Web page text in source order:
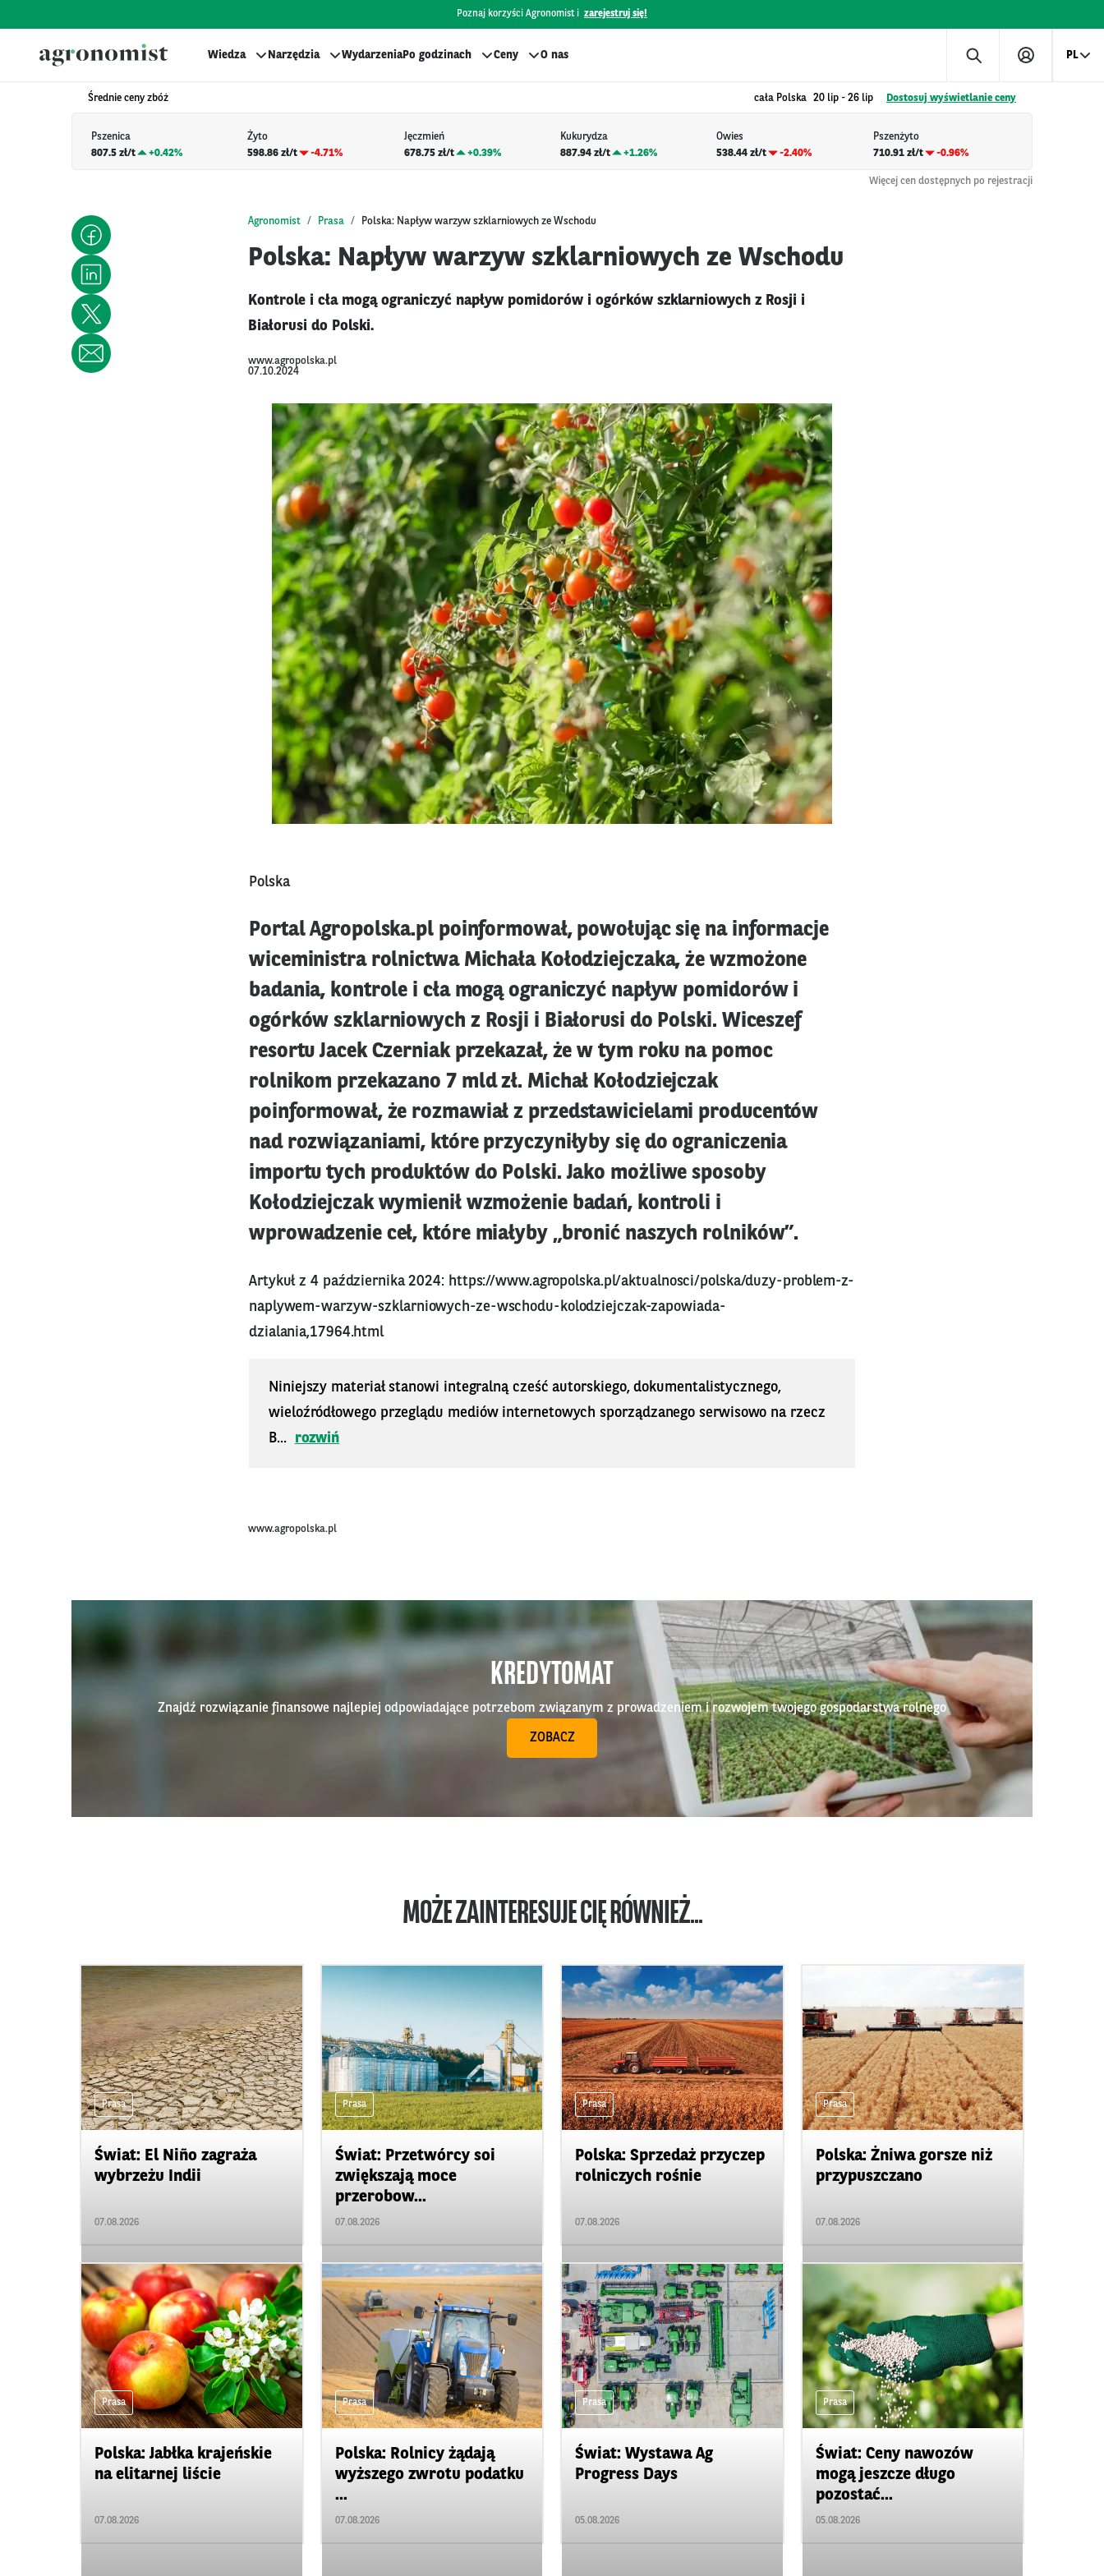
Poznaj korzyści Agronomist i zarejestruj się!
Wiedza Narzędzia WydarzeniaPo godzinach Ceny O nas PL
Średnie ceny zbóż cała Polska 20 lip - 26 lip Dostosuj wyświetlanie ceny
Pszenica
807.5 zł/t
+0.42%
Żyto
598.86 zł/t
-4.71%
Jęczmień
678.75 zł/t
+0.39%
Kukurydza
887.94 zł/t
+1.26%
Owies
538.44 zł/t
-2.40%
Pszenżyto
710.91 zł/t
-0.96%
Więcej cen dostępnych po rejestracji
Agronomist Prasa Polska: Napływ warzyw szklarniowych ze Wschodu
Polska: Napływ warzyw szklarniowych ze Wschodu
Kontrole i cła mogą ograniczyć napływ pomidorów i ogórków szklarniowych z Rosji i
Białorusi do Polski.
www.agropolska.pl
07.10.2024
Polska
Portal Agropolska.pl poinformował, powołując się na informacje
wiceministra rolnictwa Michała Kołodziejczaka, że wzmożone
badania, kontrole i cła mogą ograniczyć napływ pomidorów i
ogórków szklarniowych z Rosji i Białorusi do Polski. Wiceszef
resortu Jacek Czerniak przekazał, że w tym roku na pomoc
rolnikom przekazano 7 mld zł. Michał Kołodziejczak
poinformował, że rozmawiał z przedstawicielami producentów
nad rozwiązaniami, które przyczyniłyby się do ograniczenia
importu tych produktów do Polski. Jako możliwe sposoby
Kołodziejczak wymienił wzmożenie badań, kontroli i
wprowadzenie ceł, które miałyby „bronić naszych rolników”.
Artykuł z 4 października 2024: https://www.agropolska.pl/aktualnosci/polska/duzy-problem-z-
naplywem-warzyw-szklarniowych-ze-wschodu-kolodziejczak-zapowiada-
dzialania,17964.html
Niniejszy materiał stanowi integralną cześć autorskiego, dokumentalistycznego,
wieloźródłowego przeglądu mediów internetowych sporządzanego serwisowo na rzecz
B...
rozwiń
www.agropolska.pl
KREDYTOMAT
Znajdź rozwiązanie finansowe najlepiej odpowiadające potrzebom związanym z prowadzeniem i rozwojem twojego gospodarstwa rolnego
ZOBACZ
MOŻE ZAINTERESUJE CIĘ RÓWNIEŻ...
Prasa
Świat: El Niño zagraża
wybrzeżu Indii
07.08.2026
Prasa
Świat: Przetwórcy soi
zwiększają moce
przerobow...
07.08.2026
Prasa
Polska: Sprzedaż przyczep
rolniczych rośnie
07.08.2026
Prasa
Polska: Żniwa gorsze niż
przypuszczano
07.08.2026
Prasa
Polska: Jabłka krajeńskie
na elitarnej liście
07.08.2026
Prasa
Polska: Rolnicy żądają
wyższego zwrotu podatku
...
07.08.2026
Prasa
Świat: Wystawa Ag
Progress Days
05.08.2026
Prasa
Świat: Ceny nawozów
mogą jeszcze długo
pozostać...
05.08.2026